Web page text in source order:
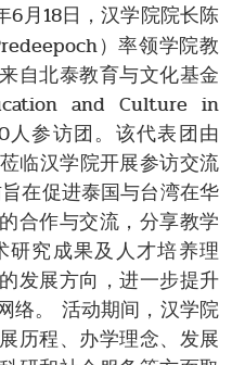
6月18日，汉学院院长陈
）率领学院教
自北泰教育与文化基金
and Culture in
人参访团。该代表团由
临汉学院开展参访交流
在促进泰国与台湾在华
合作与交流，分享教学
研究成果及人才培养理
发展方向，进一步提升
络。 活动期间，汉学院
历程、办学理念、发展